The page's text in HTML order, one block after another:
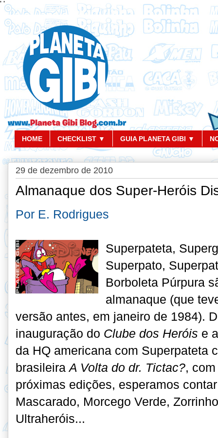
' '
HOME CHECKLIST ▼ GUIA PLANETA GIBI ▼
29 de dezembro de 2010
Almanaque dos Super-Heróis
Por E. Rodrigues
Superpateta,
Superpato,
Borboleta Púrpura
almanaque (que
versão antes, em janeiro de 1984).
inauguração do Clube dos Heróis e
da HQ americana com Superpateta
brasileiraA Volta do dr. Tictac?,
próximas edições, esperamos
Mascarado, Morcego Verde,
Ultraheróis...